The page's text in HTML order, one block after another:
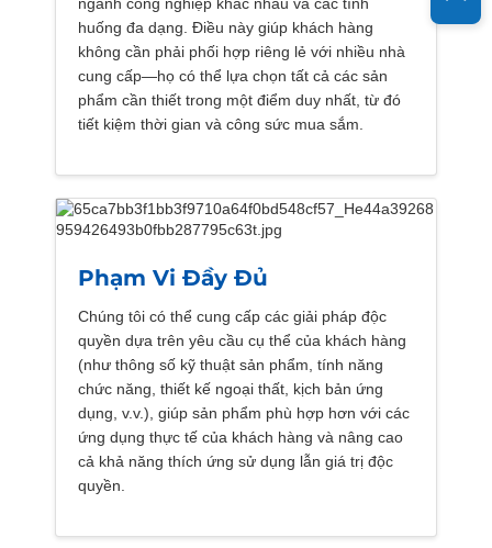
ngành công nghiệp khác nhau và các tình
huống đa dạng. Điều này giúp khách hàng
không cần phải phối hợp riêng lẻ với nhiều nhà
cung cấp—họ có thể lựa chọn tất cả các sản
phẩm cần thiết trong một điểm duy nhất, từ đó
tiết kiệm thời gian và công sức mua sắm.
Phạm Vi Đầy Đủ
Chúng tôi có thể cung cấp các giải pháp độc
quyền dựa trên yêu cầu cụ thể của khách hàng
(như thông số kỹ thuật sản phẩm, tính năng
chức năng, thiết kế ngoại thất, kịch bản ứng
dụng, v.v.), giúp sản phẩm phù hợp hơn với các
ứng dụng thực tế của khách hàng và nâng cao
cả khả năng thích ứng sử dụng lẫn giá trị độc
quyền.